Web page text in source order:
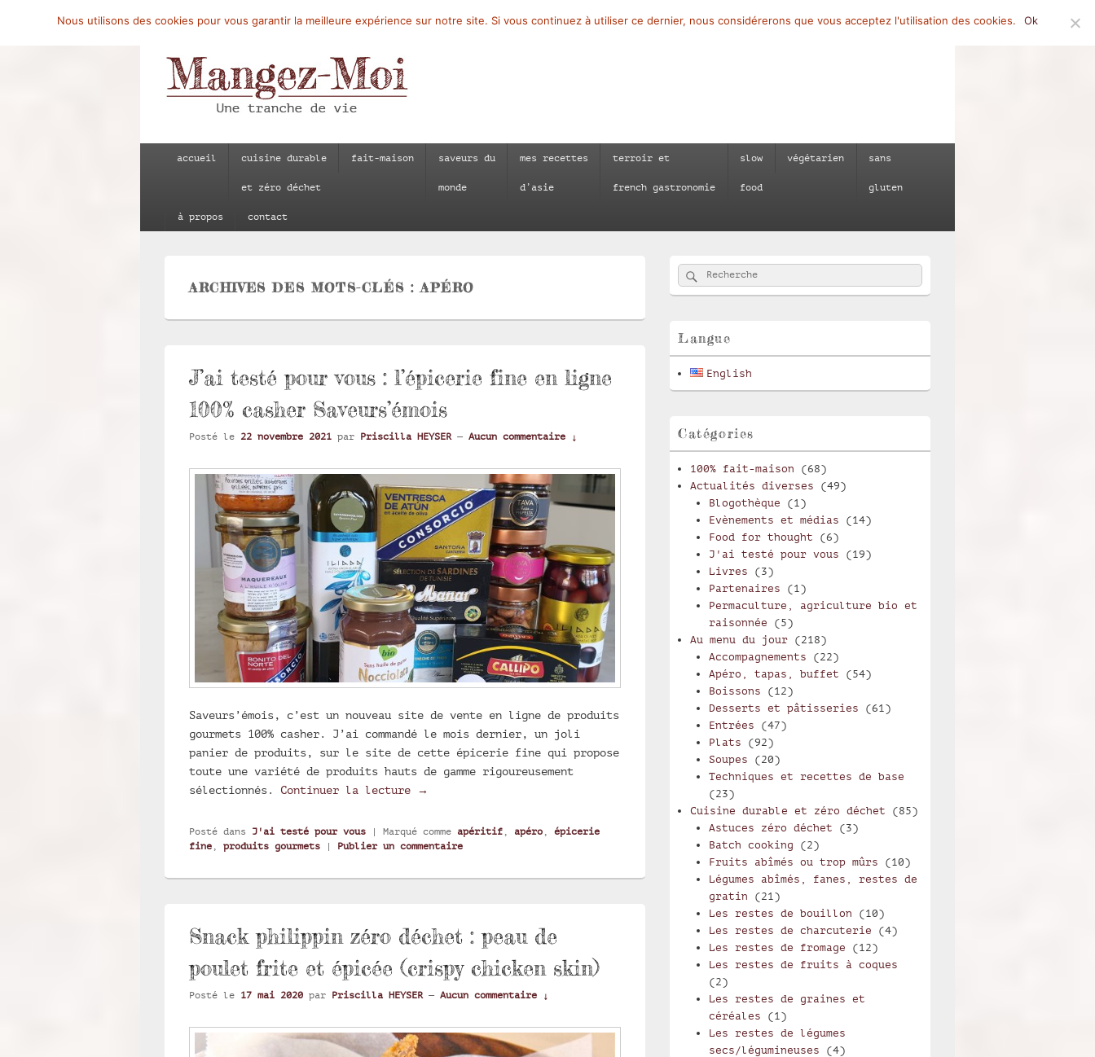
Mangez-Moi.fr
accueil cuisine durable
et zéro déchet
fait-maison saveurs du
monde
mes recettes
d’asie
terroir et
french gastronomie
slow
food
végétarien sans
gluten
à propos contact
ARCHIVES DES MOTS-CLÉS :APÉRO
J’ai testé pour vous : l’épicerie fine en ligne
100% casher Saveurs’émois
Posté le 22 novembre 2021 par Priscilla HEYSER — Aucun commentaire ↓
Saveurs’émois, c’est un nouveau site de vente en ligne de produits
gourmets 100% casher. J’ai commandé le mois dernier, un joli
panier de produits, sur le site de cette épicerie fine qui propose
toute une variété de produits hauts de gamme rigoureusement
sélectionnés. Continuer la lecture J’ai testé pour vous : l’épicerie fine en ligne 100% casher Saveurs’émois
→
Posté dans J'ai testé pour vous | Marqué comme apéritif apéro
épicerie
fine
produits gourmets | Publier un commentaire
Snack philippin zéro déchet : peau de
poulet frite et épicée (crispy chicken skin)
Posté le 17 mai 2020 par Priscilla HEYSER — Aucun commentaire ↓
Zone
principale
de
Recherche :
Rechercher
Langue
English
Catégories
100% fait-maison (68)
Actualités diverses (49)
Blogothèque (1)
Evènements et médias (14)
Food for thought (6)
J'ai testé pour vous (19)
Livres (3)
Partenaires (1)
Permaculture, agriculture bio et
raisonnée (5)
Au menu du jour (218)
Accompagnements (22)
Apéro, tapas, buffet (54)
Boissons (12)
Desserts et pâtisseries (61)
Entrées (47)
Plats (92)
Soupes (20)
Techniques et recettes de base
(23)
Cuisine durable et zéro déchet (85)
Astuces zéro déchet (3)
Batch cooking (2)
Fruits abîmés ou trop mûrs (10)
Légumes abîmés, fanes, restes de
gratin (21)
Les restes de bouillon (10)
Les restes de charcuterie (4)
Les restes de fromage (12)
Les restes de fruits à coques
(2)
Les restes de graines et
céréales (1)
Les restes de légumes
secs/légumineuses (4)
Nous utilisons des cookies pour vous garantir la meilleure expérience sur notre site. Si vous continuez à utiliser ce dernier, nous considérerons que vous acceptez l'utilisation des cookies. Ok